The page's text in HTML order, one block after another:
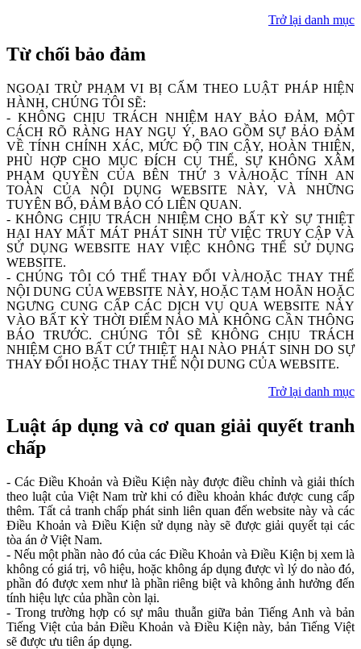
Trở lại danh mục
Từ chối bảo đảm
NGOẠI TRỪ PHẠM VI BỊ CẤM THEO LUẬT PHÁP HIỆN
HÀNH, CHÚNG TÔI SẼ:
- KHÔNG CHỊU TRÁCH NHIỆM HAY BẢO ĐẢM, MỘT
CÁCH RÕ RÀNG HAY NGỤ Ý, BAO GỒM SỰ BẢO ĐẢM
VỀ TÍNH CHÍNH XÁC, MỨC ĐỘ TIN CẬY, HOÀN THIỆN,
PHÙ HỢP CHO MỤC ĐÍCH CỤ THỂ, SỰ KHÔNG XÂM
PHẠM QUYỀN CỦA BÊN THỨ 3 VÀ/HOẶC TÍNH AN
TOÀN CỦA NỘI DỤNG WEBSITE NÀY, VÀ NHỮNG
TUYÊN BỐ, ĐẢM BẢO CÓ LIÊN QUAN.
- KHÔNG CHỊU TRÁCH NHIỆM CHO BẤT KỲ SỰ THIỆT
HẠI HAY MẤT MÁT PHÁT SINH TỪ VIỆC TRUY CẬP VÀ
SỬ DỤNG WEBSITE HAY VIỆC KHÔNG THỂ SỬ DỤNG
WEBSITE.
- CHÚNG TÔI CÓ THỂ THAY ĐỔI VÀ/HOẶC THAY THẾ
NỘI DUNG CỦA WEBSITE NÀY, HOẶC TẠM HOÃN HOẶC
NGƯNG CUNG CẤP CÁC DỊCH VỤ QUA WEBSITE NÀY
VÀO BẤT KỲ THỜI ĐIỂM NÀO MÀ KHÔNG CẦN THÔNG
BÁO TRƯỚC. CHÚNG TÔI SẼ KHÔNG CHỊU TRÁCH
NHIỆM CHO BẤT CỨ THIỆT HẠI NÀO PHÁT SINH DO SỰ
THAY ĐỔI HOẶC THAY THẾ NỘI DUNG CỦA WEBSITE.
Trở lại danh mục
Luật áp dụng và cơ quan giải quyết tranh
chấp
- Các Điều Khoản và Điều Kiện này được điều chỉnh và giải thích
theo luật của Việt Nam trừ khi có điều khoản khác được cung cấp
thêm. Tất cả tranh chấp phát sinh liên quan đến website này và các
Điều Khoản và Điều Kiện sử dụng này sẽ được giải quyết tại các
tòa án ở Việt Nam.
- Nếu một phần nào đó của các Điều Khoản và Điều Kiện bị xem là
không có giá trị, vô hiệu, hoặc không áp dụng được vì lý do nào đó,
phần đó được xem như là phần riêng biệt và không ảnh hưởng đến
tính hiệu lực của phần còn lại.
- Trong trường hợp có sự mâu thuẫn giữa bản Tiếng Anh và bản
Tiếng Việt của bản Điều Khoản và Điều Kiện này, bản Tiếng Việt
sẽ được ưu tiên áp dụng.